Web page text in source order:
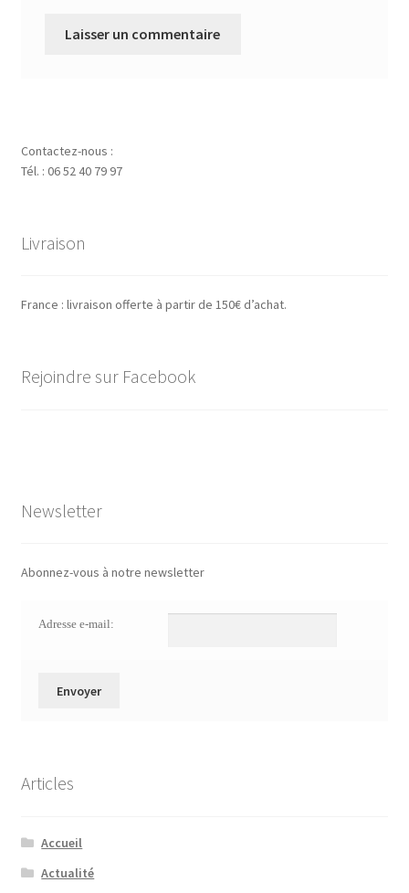
Contactez-nous :
Tél. : 06 52 40 79 97
Livraison
France : livraison offerte à partir de 150€ d’achat.
Rejoindre sur Facebook
Newsletter
Abonnez-vous à notre newsletter
Adresse e-mail:
Articles
Accueil
Actualité